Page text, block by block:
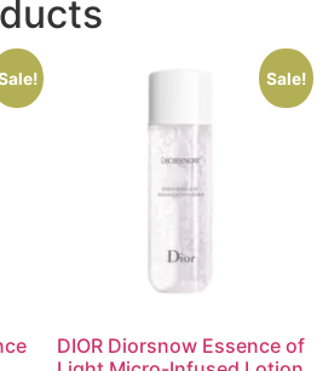
Sale!
DIOR Diorsnow Essence of